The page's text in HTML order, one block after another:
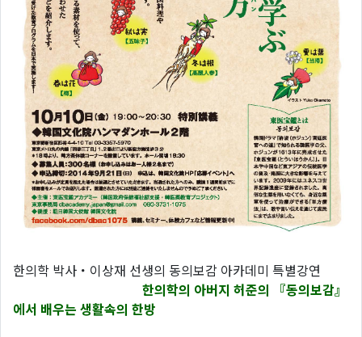
한의학 박사・이상재 선생의 동의보감 아카데미 특별강연
한의학의 아버지 허준의 『동의보감』
에서 배우는 생활속의 한방